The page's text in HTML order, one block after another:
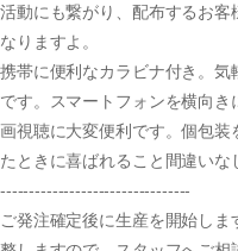
活動にも繋がり、配布するお
なりますよ。
携帯に便利なカラビナ付き。
です。スマートフォンを横向
画視聴に大変便利です。個包
たときに喜ばれること間違いな
---------------------------------
ご発注確定後に生産を開始し